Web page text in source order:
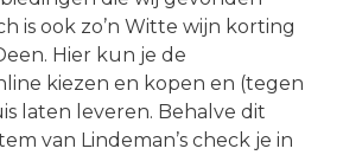
is ook zo’n Witte wijn korting
Hier kun je de
kiezen en kopen en (tegen
laten leveren. Behalve dit
van Lindeman’s check je in